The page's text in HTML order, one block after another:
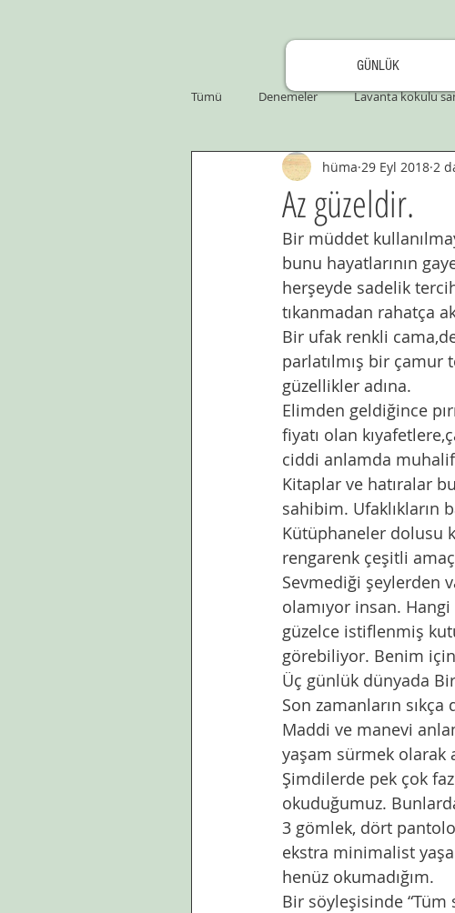
GÜNLÜK
Tümü
Denemeler Lavanta kokulu
Az güzeldir.
hüma 29 Eyl 2018 2
Bir müddet
bunu hayatlarının
herşeyde sadelik
tıkanmadan rahatça
Bir ufak renkli
parlatılmış bir çamur
güzellikler adına.
Elimden geldiğince
fiyatı olan
ciddi anlamda
Kitaplar ve hatıralar
sahibim. Ufaklıkların
Kütüphaneler dolusu
rengarenk çeşitli
Sevmediği şeylerden
olamıyor insan.
güzelce istiflenmiş
görebiliyor. Benim
Üç günlük dünyada
Son zamanların
Maddi ve manevi
yaşam sürmek olarak
Şimdilerde pek çok
okuduğumuz.
3 gömlek, dört
ekstra minimalist
henüz okumadığım.
Bir söyleşisinde “Tüm